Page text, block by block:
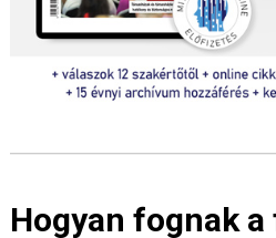
Hogyan fognak